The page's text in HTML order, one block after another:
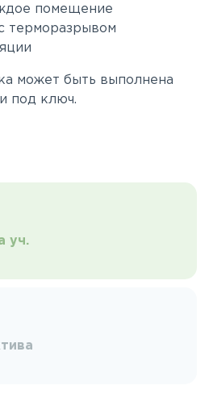
помещение
терморазрывом
может быть выполнена
под ключ.
уч.